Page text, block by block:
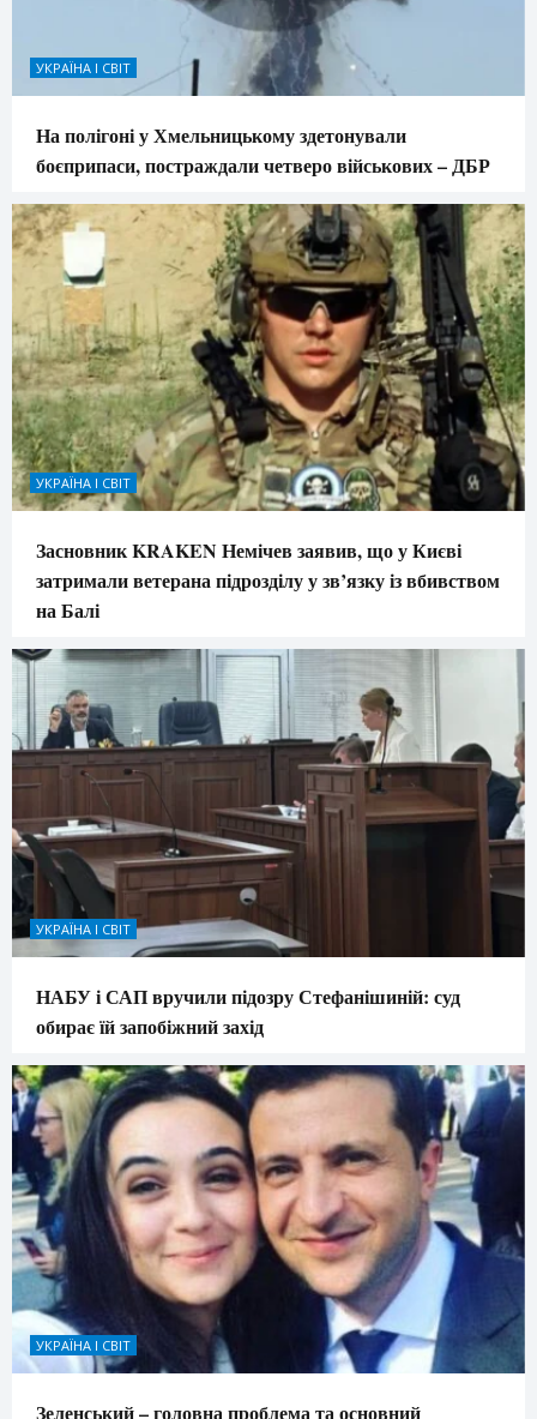
УКРАЇНА І СВІТ
На полігоні у Хмельницькому здетонували
боєприпаси, постраждали четверо військових – ДБР
УКРАЇНА І СВІТ
Засновник KRAKEN Немічев заявив, що у Києві
затримали ветерана підрозділу у зв’язку із вбивством
на Балі
УКРАЇНА І СВІТ
НАБУ і САП вручили підозру Стефанішиній: суд
обирає їй запобіжний захід
УКРАЇНА І СВІТ
Зеленський – головна проблема та основний